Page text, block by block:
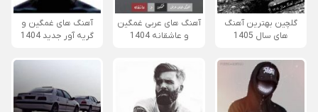
گلچین بهترین آهنگ
های سال 1405
آهنگ های عربی غمگین
و عاشقانه 1404
آهنگ های غمگین و
گریه آور جدید 1404